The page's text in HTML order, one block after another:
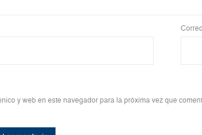
y web en este navegador para la próxima vez que